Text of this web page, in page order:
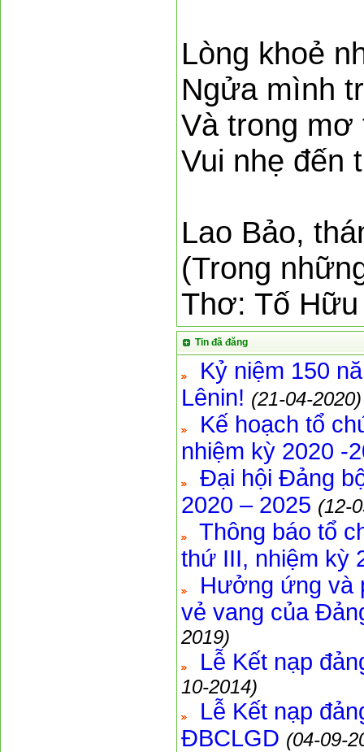
Lòng khoẻ
Ngửa mình
Và trong mơ
Vui nhẹ đến
Lao Bảo,
(Trong
Thơ: Tố Hữu
Tin đã đăng
Kỷ niệm 150
Lênin! (21-04-2020)
Kế hoạch tổ
nhiệm kỳ 2020 -
Đại hội Đảng
2020 – 2025 (12-
Thông báo tổ
thứ III, nhiệm kỳ
Hưởng ứng và
vẻ vang của
2019)
Lễ Kết nạp
10-2014)
Lễ Kết nạp
ĐBCLGD (04-09-